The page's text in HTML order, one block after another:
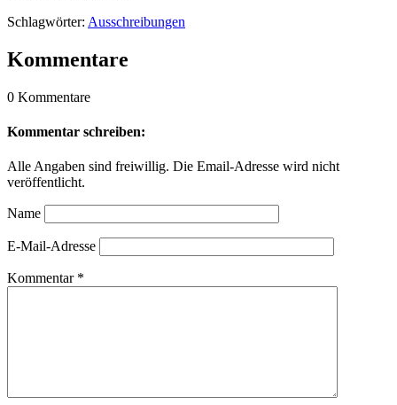
Schlagwörter: Ausschreibungen
Kommentare
0 Kommentare
Kommentar schreiben:
Alle Angaben sind freiwillig. Die Email-Adresse wird nicht
veröffentlicht.
Name
E-Mail-Adresse
Kommentar *